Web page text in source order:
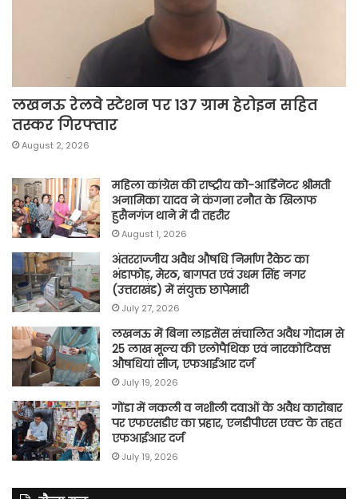
लखनऊ रेलवे स्टेशन पर 137 ग्राम हेरोइन सहित
तस्कर गिरफ्तार
August 2, 2026
महिला कांग्रेस की राष्ट्रीय को-आर्डिनेटर श्रीमती
अनामिका यादव ने कंगना रनौत के खिलाफ
हुसैनगंज थाने में दी तहरीर
August 1, 2026
अंतरराज्जीय अवैध औषधि निर्माण रैकेट का
भंडाफोड़, मेरठ, बागपत एवं उधम सिंह नगर
(उत्तराखंड) में संयुक्त छापेमारी
July 27, 2026
लखनऊ में बिना लाइसेंस संचालित अवैध गोदाम से
25 लाख मूल्य की एलोपैथिक एवं नारकोटिक्स
औषधियां सीज, एफआईआर दर्ज
July 19, 2026
गोंडा में नकली व नशीली दवाओं के अवैध कारोबार
पर एफएसडीए का प्रहार, एनडीपीएस एक्ट के तहत
एफआईआर दर्ज
July 19, 2026